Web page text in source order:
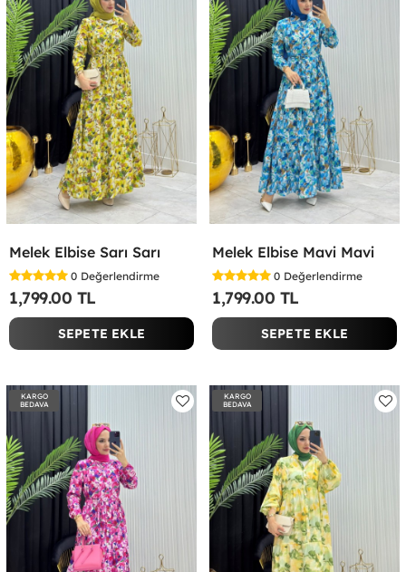
Melek Elbise Sarı Sarı
0 Değerlendirme
1,799.00 TL
SEPETE EKLE
Melek Elbise Mavi Mavi
0 Değerlendirme
1,799.00 TL
SEPETE EKLE
KARGO
BEDAVA
KARGO
BEDAVA